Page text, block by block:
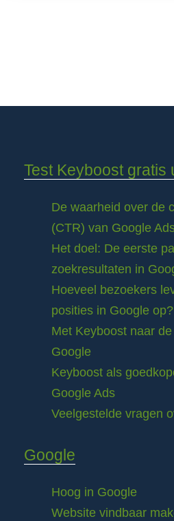
Test Keyboost gratis
De waarheid over de
(CTR) van Google
Het doel: De eerste
zoekresultaten in
Hoeveel bezoekers
posities in Google op?
Met Keyboost naar
Google
Keyboost als
Google Ads
Veelgestelde vragen
Google
Hoog in Google
Website vindbaar